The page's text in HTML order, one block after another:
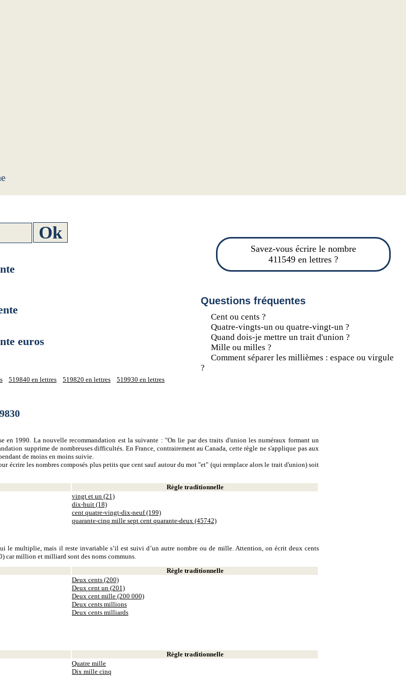
Savez-vous écrire le nombre
411549 en lettres ?
Questions fréquentes
Cent ou cents ?
Quatre-vingts-un ou quatre-vingt-un ?
Quand dois-je mettre un trait d'union ?
Mille ou milles ?
Comment séparer les millièmes : espace ou virgule
?
euros
519840 en lettres 519820 en lettres
519930 en lettres
en 1990. La nouvelle recommandation est la suivante : "On lie par des traits d'union les numéraux formant un
supprime de nombreuses difficultés. En France, contrairement au Canada, cette règle ne s'applique pas aux
de moins en moins suivie.
écrire les nombres composés plus petits que cent sauf autour du mot "et" (qui remplace alors le trait d'union) soit
Règle traditionnelle
vingt et un (21)
dix-huit (18)
cent quatre-vingt-dix-neuf (199)
quarante-cinq mille sept cent quarante-deux (45742)
le multiplie, mais il reste invariable s’il est suivi d’un autre nombre ou de mille. Attention, on écrit deux cents
car million et milliard sont des noms communs.
Règle traditionnelle
Deux cents (200)
Deux cent un (201)
Deux cent mille (200 000)
Deux cents millions
Deux cents milliards
Règle traditionnelle
Quatre mille
Dix mille cinq